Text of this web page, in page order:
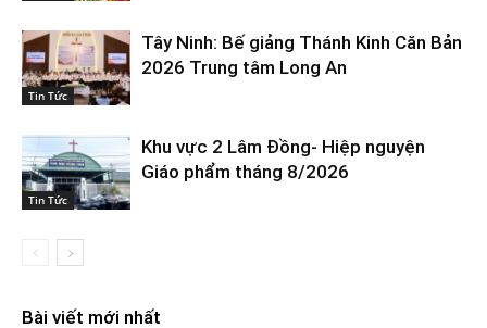
Tin Tức
Tây Ninh: Bế giảng Thánh Kinh Căn Bản
2026 Trung tâm Long An
Tin Tức
Khu vực 2 Lâm Đồng- Hiệp nguyện
Giáo phẩm tháng 8/2026
Bài viết mới nhất